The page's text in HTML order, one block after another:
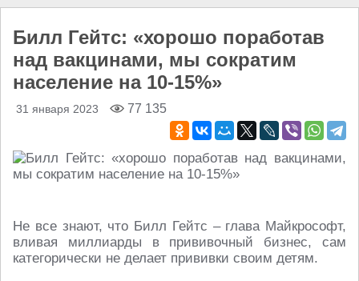
Билл Гейтс: «хорошо поработав
над вакцинами, мы сократим
население на 10-15%»
31 января 2023 77 135
Не все знают, что Билл Гейтс – глава Майкрософт,
вливая миллиарды в прививочный бизнес, сам
категорически не делает прививки своим детям.